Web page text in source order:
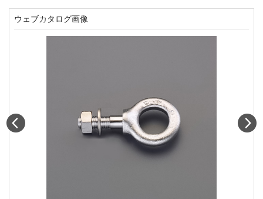
ウェブカタログ画像